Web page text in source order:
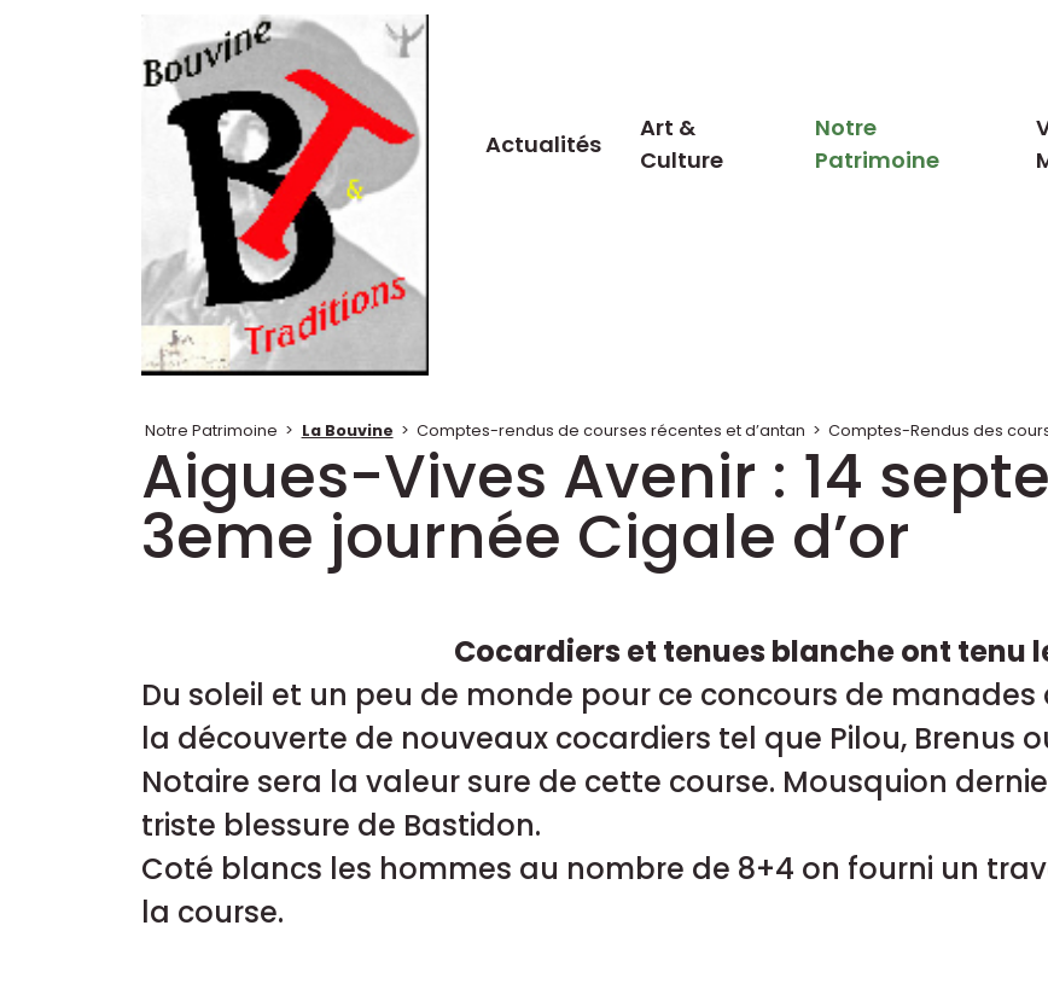
Actualités
Art &
Culture
Notre
Patrimoine
Notre Patrimoine > La Bouvine > Comptes-rendus de courses récentes et d’antan > Comptes-Rendus des
Aigues-Vives Avenir : 14
3eme journée Cigale d’or
Cocardiers et tenues blanche ont tenu
Du soleil et un peu de monde pour ce concours de
la découverte de nouveaux cocardiers tel que Pilou, Brenus
Notaire sera la valeur sure de cette course. Mousquion
triste blessure de Bastidon.
Coté blancs les hommes au nombre de 8+4 on fourni un
la course.